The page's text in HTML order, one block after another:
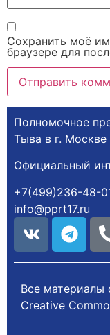
Сохранить моё
браузере для
Полномочное
Тыва в г. Москве
Официальный
+7(499)236-48-
info@pprt17.ru
Все материалы
Creative